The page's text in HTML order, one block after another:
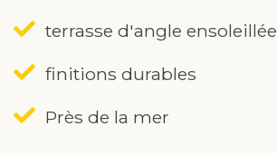
terrasse d'angle ensoleillée
finitions durables
Près de la mer